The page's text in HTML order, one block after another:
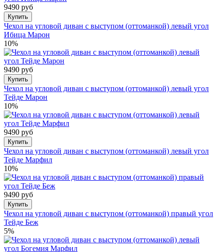
9490 руб
Купить
Чехол на угловой диван с выступом (оттоманкой) левый угол
Ибица Марон
10%
9490 руб
Купить
Чехол на угловой диван с выступом (оттоманкой) левый угол
Тейде Марон
10%
9490 руб
Купить
Чехол на угловой диван с выступом (оттоманкой) левый угол
Тейде Марфил
10%
9490 руб
Купить
Чехол на угловой диван с выступом (оттоманкой) правый угол
Тейде Беж
5%